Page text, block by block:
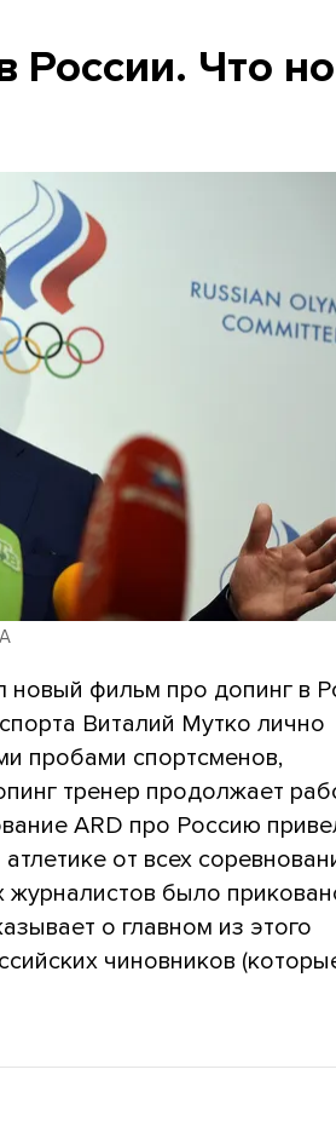
Что
новый фильм про допинг в
Виталий Мутко лично
пробами спортсменов,
тренер продолжает
ARD про Россию
от всех
было
о главном из этого
чиновников